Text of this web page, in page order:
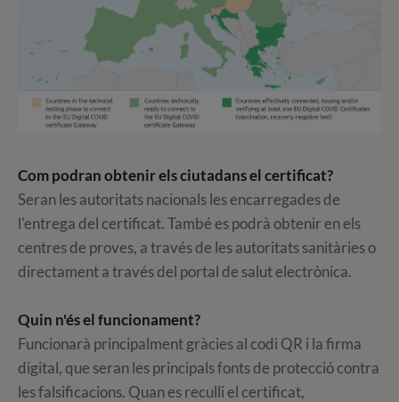
Com podran obtenir els ciutadans el certificat?
Seran les autoritats nacionals les encarregades de
l'entrega del certificat. També es podrà obtenir en els
centres de proves, a través de les autoritats sanitàries o
directament a través del portal de salut electrònica.
Quin n'és el funcionament?
Funcionarà principalment gràcies al codi QR i la firma
digital, que seran les principals fonts de protecció contra
les falsificacions. Quan es reculli el certificat,